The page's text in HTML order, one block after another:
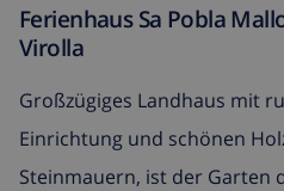
Ferienhaus Sa Pobla
Virolla
Großzügiges Landhaus mit
Einrichtung und schönen
Steinmauern, ist der Garten